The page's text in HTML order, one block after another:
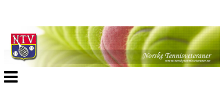
Veksle
navigasjon